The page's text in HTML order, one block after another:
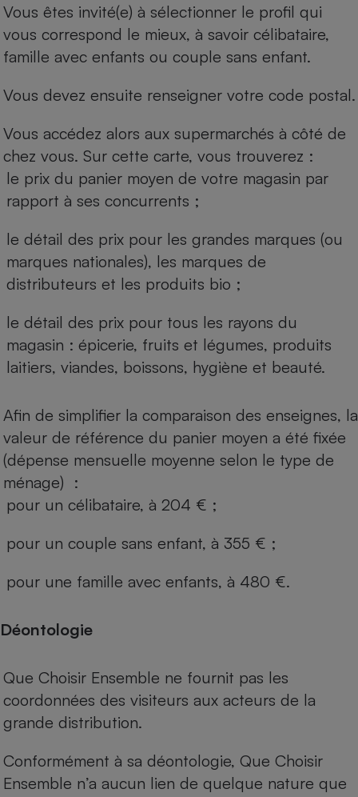
Vous êtes invité(e) à sélectionner le profil qui
vous correspond le mieux, à savoir célibataire,
famille avec enfants ou couple sans enfant.
Vous devez ensuite renseigner votre code postal.
Vous accédez alors aux supermarchés à côté de
chez vous. Sur cette carte, vous trouverez :
le prix du panier moyen de votre magasin par
rapport à ses concurrents ;
le détail des prix pour les grandes marques (ou
marques nationales), les marques de
distributeurs et les produits bio ;
le détail des prix pour tous les rayons du
magasin : épicerie, fruits et légumes, produits
laitiers, viandes, boissons, hygiène et beauté.
Afin de simplifier la comparaison des enseignes, la
valeur de référence du panier moyen a été fixée
(dépense mensuelle moyenne selon le type de
ménage) :
pour un célibataire, à 204 € ;
pour un couple sans enfant, à 355 € ;
pour une famille avec enfants, à 480 €.
Déontologie
Que Choisir Ensemble ne fournit pas les
coordonnées des visiteurs aux acteurs de la
grande distribution.
Conformément à sa déontologie, Que Choisir
Ensemble n’a aucun lien de quelque nature que